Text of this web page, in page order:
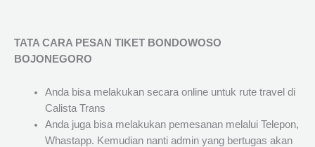
TATA CARA PESAN TIKET BONDOWOSO
BOJONEGORO
Anda bisa melakukan secara online untuk rute travel di
Calista Trans
Anda juga bisa melakukan pemesanan melalui Telepon,
Whastapp. Kemudian nanti admin yang bertugas akan